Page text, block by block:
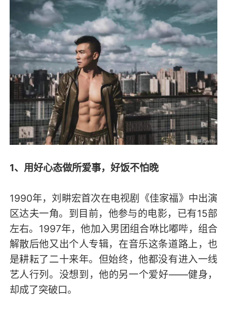
1、 用好心态做所爱事，好饭不怕晚
1990年，刘畊宏首次在电视剧《佳家福》中出演
区达夫一角。到目前，他参与的电影，已有15部
左右。1997年，他加入男团组合咻比嘟哔，组合
解散后他又出个人专辑，在音乐这条道路上，也
是耕耘了二十来年。但始终，他都没有进入一线
艺人行列。没想到，他的另一个爱好——健身，
却成了突破口。